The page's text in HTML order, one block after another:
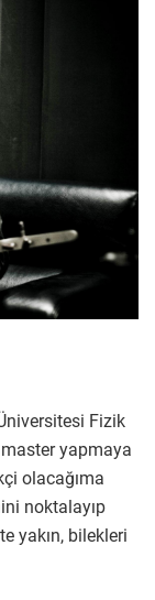
Fizik
yapmaya
olacağıma
noktalayıp
yakın, bilekleri